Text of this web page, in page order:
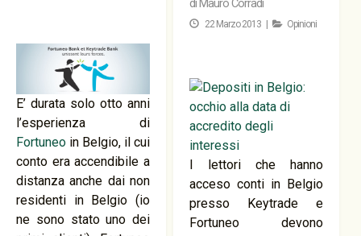
E’ durata solo otto anni
l’esperienza di
Fortuneo in Belgio, il cui
conto era accendibile a
distanza anche dai non
residenti in Belgio (io
ne sono stato uno dei
di Mauro Corradi
22 Marzo 2013 | Opinioni
I lettori che hanno
acceso conti in Belgio
presso Keytrade e
Fortuneo devono